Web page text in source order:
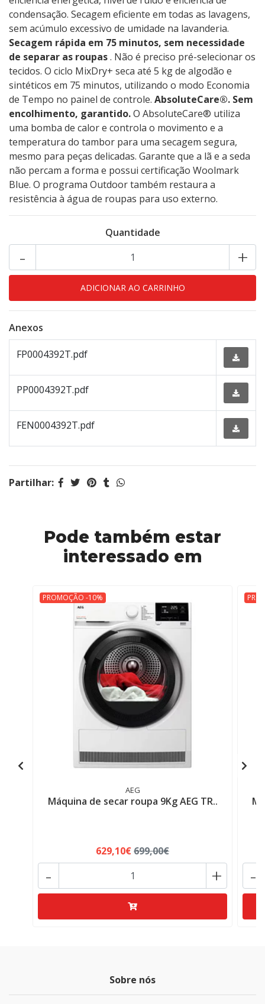
condensação. Secagem eficiente em todas as lavagens,
sem acúmulo excessivo de umidade na lavanderia.
Secagem rápida em 75 minutos, sem necessidade
de separar as roupas. Não é preciso pré-selecionar os
tecidos. O ciclo MixDry+ seca até 5 kg de algodão e
sintéticos em 75 minutos, utilizando o modo Economia
de Tempo no painel de controle. AbsoluteCare®. Sem
encolhimento, garantido.O AbsoluteCare® utiliza
uma bomba de calor e controla o movimento e a
temperatura do tambor para uma secagem segura,
mesmo para peças delicadas. Garante que a lã e a seda
não percam a forma e possui certificação Woolmark
Blue. O programa Outdoor também restaura a
resistência à água de roupas para uso externo.
Quantidade
+
-
Anexos
FP0004392T.pdf
PP0004392T.pdf
FEN0004392T.pdf
Partilhar:
Pode também estar
interessado em
PROMOÇÃO -10%
AEG
Máquina de secar roupa 9Kg AEG TR..
629,10€699,00€
+
- -
Sobre nós